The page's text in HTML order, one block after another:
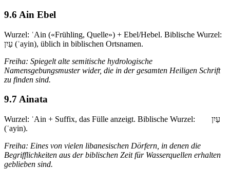
9.6 Ain Ebel
Wurzel: ʿAin («Frühling, Quelle») + Ebel/Hebel. Biblische Wurzel:
עַיִן (ʿayin), üblich in biblischen Ortsnamen.
Freiha: Spiegelt alte semitische hydrologische
Namensgebungsmuster wider, die in der gesamten Heiligen Schrift
zu finden sind.
9.7 Ainata
Wurzel: ʿAin + Suffix, das Fülle anzeigt. Biblische Wurzel: עַיִן
(ʿayin).
Freiha: Eines von vielen libanesischen Dörfern, in denen die
Begrifflichkeiten aus der biblischen Zeit für Wasserquellen erhalten
geblieben sind.